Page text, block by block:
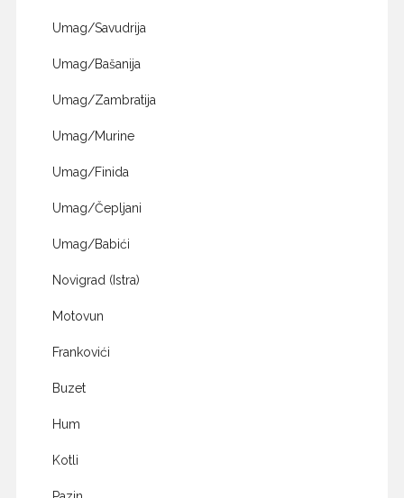
Umag/Savudrija
Umag/Bašanija
Umag/Zambratija
Umag/Murine
Umag/Finida
Umag/Čepljani
Umag/Babići
Novigrad (Istra)
Motovun
Frankovići
Buzet
Hum
Kotli